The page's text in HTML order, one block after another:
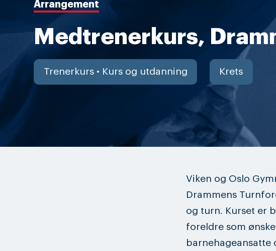
Arrangement
Medtrenerkurs,
Trenerkurs • Kurs og utdanning Krets
Viken og Oslo
Drammens
og turn. Kurset er
foreldre som
barnehageansatte